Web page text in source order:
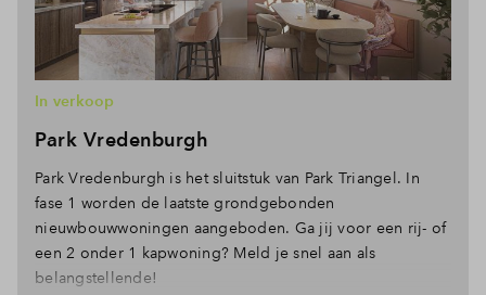
Park Vredenburgh
In verkoop
Park Vredenburgh is het sluitstuk van Park Triangel. In
fase 1 worden de laatste grondgebonden
nieuwbouwwoningen aangeboden. Ga jij voor een rij- of
een 2 onder 1 kapwoning? Meld je snel aan als
belangstellende!